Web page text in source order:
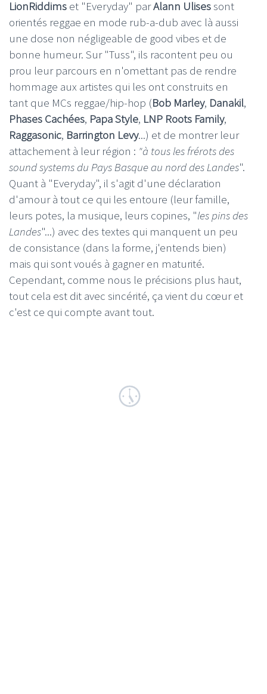
LionRiddims et "Everyday" parAlann Ulisessont
orientés reggae en mode rub-a-dub avec là aussi
une dose non négligeable de good vibes et de
bonne humeur. Sur "Tuss", ils racontent peu ou
prou leur parcours en n'omettant pas de rendre
hommage aux artistes qui les ont construits en
tant que MCs reggae/hip-hop (Bob Marley, Danakil,
Phases Cachées, Papa Style, LNP Roots Family,
Raggasonic, Barrington Levy...) et de montrer leur
attachement à leur région : "à tous les frérots des
sound systems du Pays Basque au nord des Landes".
Quant à "Everyday", il s'agit d'une déclaration
d'amour à tout ce qui les entoure (leur famille,
leurs potes, la musique, leurs copines, "les pins des
Landes"...) avec des textes qui manquent un peu
de consistance (dans la forme, j'entends bien)
mais qui sont voués à gagner en maturité.
Cependant, comme nous le précisions plus haut,
tout cela est dit avec sincérité, ça vient du cœur et
c'est ce qui compte avant tout.